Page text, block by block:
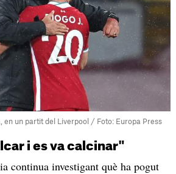
en un partit del Liverpool / Foto: Europa Press
i es va calcinar"
continua investigant què ha pogut